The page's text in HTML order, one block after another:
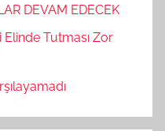
DEVAM EDECEK
Elinde Tutması Zor